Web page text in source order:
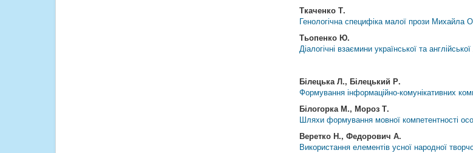
Ткаченко Т.
Генологічна специфіка малої прози Михайла
Тьопенко Ю.
Діалогічні взаємини української та
Білецька Л., Білецький Р.
Формування інформаційно-комунікативних
Білогорка М., Мороз Т.
Шляхи формування мовної компетентності
Веретко Н., Федорович А.
Використання елементів усної народної